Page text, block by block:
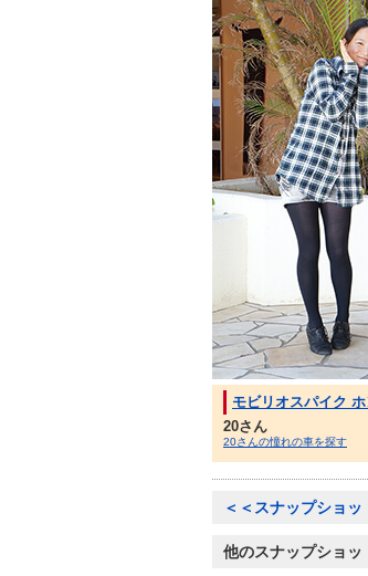
モビリオスパイク
20さん
20さんの憧れの車を探す
＜＜スナップショッ
他のスナップショッ